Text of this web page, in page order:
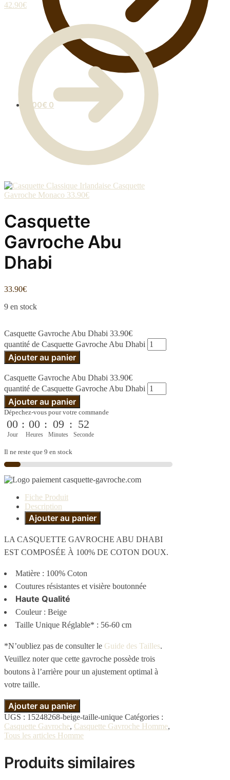
0.00€ 0
42.90€
Casquette
Gavroche Monaco 33.90€
Casquette
Gavroche Abu
Dhabi
33.90€
9 en stock
Casquette Gavroche Abu Dhabi 33.90€
quantité de Casquette Gavroche Abu Dhabi
Ajouter au panier
Casquette Gavroche Abu Dhabi 33.90€
quantité de Casquette Gavroche Abu Dhabi
Ajouter au panier
Dépechez-vous pour votre commande
00
Jour
: 00
Heures
: 09
Minutes
: 52
Seconde
Il ne reste que 9 en stock
Fiche Produit
Description
Ajouter au panier
LA CASQUETTE GAVROCHE ABU DHABI
EST COMPOSÉE À 100% DE COTON DOUX.
Matière : 100% Coton
Coutures résistantes et visière boutonnée
Haute Qualité
Couleur : Beige
Taille Unique Réglable* : 56-60 cm
*N’oubliez pas de consulter le Guide des Tailles.
Veuillez noter que cette gavroche possède trois
boutons à l’arrière pour un ajustement optimal à
votre taille.
Ajouter au panier
UGS : 15248268-beige-taille-unique Catégories :
Casquette Gavroche, Casquette Gavroche Homme,
Tous les articles Homme
Produits similaires